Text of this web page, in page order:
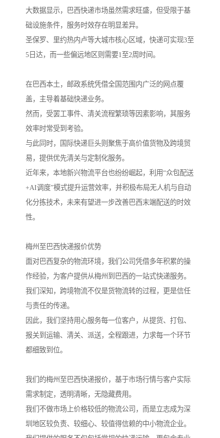
大数据显示，巴西快递市场虽然需求旺盛，但受限于基
础设施条件，服务时效存在明显差异。
圣保罗、里约热内卢等大城市核心区域，快递可实现3至
5日达，而一些偏远地区则需要1至2周时间。
在巴西本土，邮政系统凭借全国范围内广泛的网点覆
盖，主导着基础快递业务。
然而，受罢工事件、清关流程繁琐等因素影响，其服务
效率时常受到考验。
与此同时，国际快递巨头则聚焦于高价值货物及跨境贸
易，提供优先清关与定制化服务。
近年来，本地新兴物流平台也纷纷崛起，利用“众包配送
+AI调度”模式提升运营效率，并积极布局无人机与自动
化分拣技术，未来有望进一步改善巴西末端配送的时效
性。
梅州至巴西快递报价优势
面对巴西复杂的物流环境，我们公司凭借多年积累的操
作经验，为客户提供从梅州到巴西的一站式快递服务。
我们深知，跨境物流不仅是货物流转的过程，更是信任
与责任的传递。
因此，我们坚持用心服务每一位客户，从提货、打包、
报关到运输、清关、派送，全程跟进，力求每一个环节
都细致到位。
我们的梅州至巴西快递报价，基于市场行情与客户实际
需求制定，透明清晰，无隐藏费用。
我们不做市场上价格较低的物流公司，而是立志成为深
圳地区较负责、较细心、较值得信赖的中小物流企业。